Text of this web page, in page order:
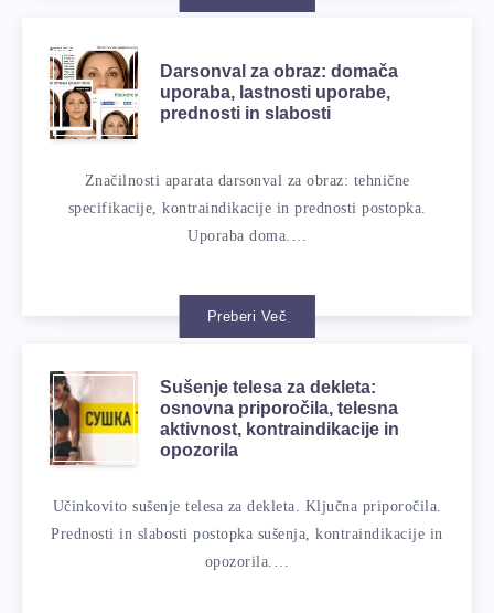
Darsonval za obraz: domača
uporaba, lastnosti uporabe,
prednosti in slabosti
Značilnosti aparata darsonval za obraz: tehnične
specifikacije, kontraindikacije in prednosti postopka.
Uporaba doma.…
Preberi Več
Sušenje telesa za dekleta:
osnovna priporočila, telesna
aktivnost, kontraindikacije in
opozorila
Učinkovito sušenje telesa za dekleta. Ključna priporočila.
Prednosti in slabosti postopka sušenja, kontraindikacije in
opozorila.…